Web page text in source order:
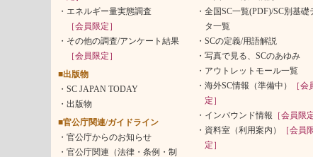
エネルギー量実態調査
［会員限定］
その他の調査/アンケート結果
［会員限定］
■出版物
SC JAPAN TODAY
出版物
■官公庁関連/ガイドライン
官公庁からのお知らせ
官公庁関連（法律・条例・制
全国SC一覧(PDF)/SC別基礎
タ一覧
SCの定義/用語解説
写真で見る、SCのあゆみ
アウトレットモール一覧
海外SC情報（準備中）
［会
定］
インバウンド情報 ［会員限
資料室（利用案内）
［会員
定］